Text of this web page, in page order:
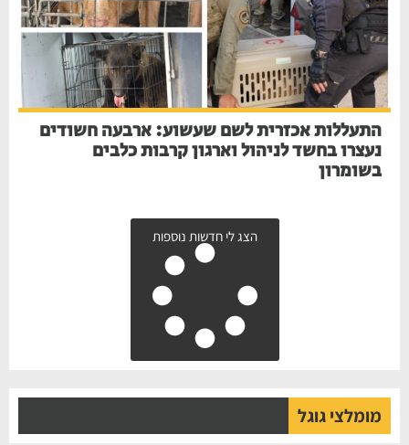
התעללות אכזרית לשם שעשוע: ארבעה חשודים
נעצרו בחשד לניהול וארגון קרבות כלבים
בשומרון
הצג לי חדשות נוספות
מומלצי גוגל